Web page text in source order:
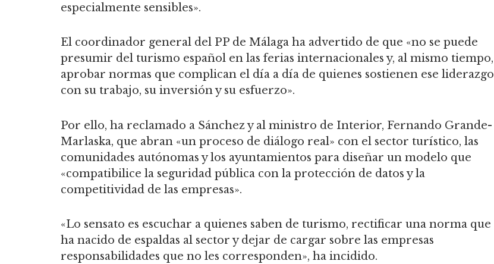
especialmente sensibles».
El coordinador general del PP de Málaga ha advertido de que «no se puede
presumir del turismo español en las ferias internacionales y, al mismo tiempo,
aprobar normas que complican el día a día de quienes sostienen ese liderazgo
con su trabajo, su inversión y su esfuerzo».
Por ello, ha reclamado a Sánchez y al ministro de Interior, Fernando Grande-
Marlaska, que abran «un proceso de diálogo real» con el sector turístico, las
comunidades autónomas y los ayuntamientos para diseñar un modelo que
«compatibilice la seguridad pública con la protección de datos y la
competitividad de las empresas».
«Lo sensato es escuchar a quienes saben de turismo, rectificar una norma que
ha nacido de espaldas al sector y dejar de cargar sobre las empresas
responsabilidades que no les corresponden», ha incidido.